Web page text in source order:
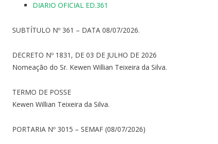
DIARIO OFICIAL ED.361
SUBTÍTULO Nº 361 – DATA 08/07/2026.
DECRETO Nº 1831, DE 03 DE JULHO DE 2026
Nomeação do Sr. Kewen Willian Teixeira da Silva.
TERMO DE POSSE
Kewen Willian Teixeira da Silva.
PORTARIA Nº 3015 – SEMAF (08/07/2026)